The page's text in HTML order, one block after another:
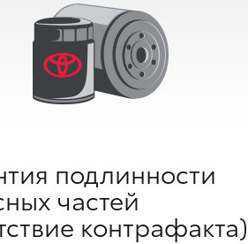
подлинности
частей
контрафакта)